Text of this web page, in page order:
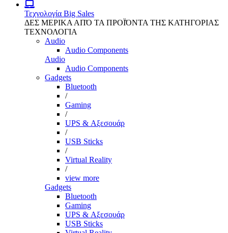
Τεχνολογία Big Sales
ΔΕΣ ΜΕΡΙΚΑ ΑΠΌ ΤΑ ΠΡΟΪΌΝΤΑ ΤΗΣ ΚΑΤΗΓΟΡΙΑΣ
ΤΕΧΝΟΛΟΓΙΑ
Audio
Audio Components
Audio
Audio Components
Gadgets
Bluetooth
/
Gaming
/
UPS & Αξεσουάρ
/
USB Sticks
/
Virtual Reality
/
view more
Gadgets
Bluetooth
Gaming
UPS & Αξεσουάρ
USB Sticks